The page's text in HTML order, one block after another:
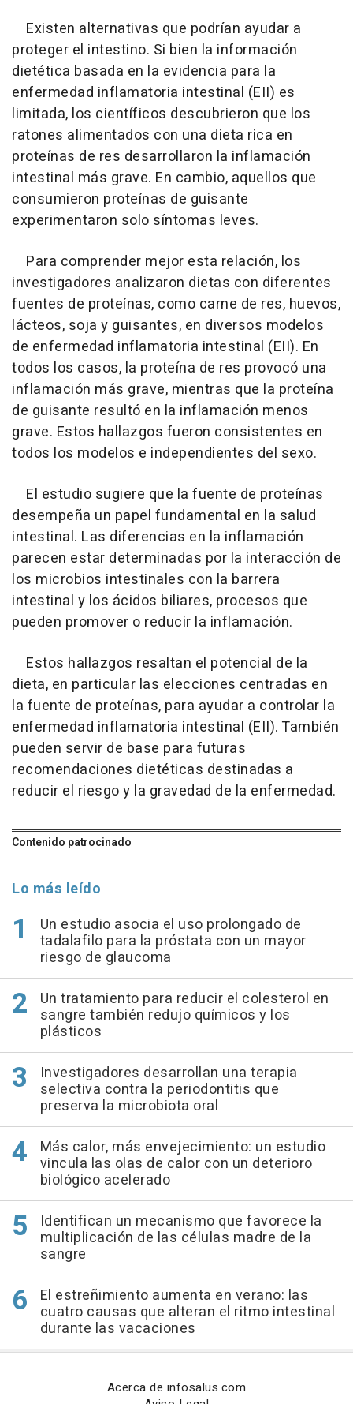
Existen alternativas que podrían ayudar a
proteger el intestino. Si bien la información
dietética basada en la evidencia para la
enfermedad inflamatoria intestinal (EII) es
limitada, los científicos descubrieron que los
ratones alimentados con una dieta rica en
proteínas de res desarrollaron la inflamación
intestinal más grave. En cambio, aquellos que
consumieron proteínas de guisante
experimentaron solo síntomas leves.
Para comprender mejor esta relación, los
investigadores analizaron dietas con diferentes
fuentes de proteínas, como carne de res, huevos,
lácteos, soja y guisantes, en diversos modelos
de enfermedad inflamatoria intestinal (EII). En
todos los casos, la proteína de res provocó una
inflamación más grave, mientras que la proteína
de guisante resultó en la inflamación menos
grave. Estos hallazgos fueron consistentes en
todos los modelos e independientes del sexo.
El estudio sugiere que la fuente de proteínas
desempeña un papel fundamental en la salud
intestinal. Las diferencias en la inflamación
parecen estar determinadas por la interacción de
los microbios intestinales con la barrera
intestinal y los ácidos biliares, procesos que
pueden promover o reducir la inflamación.
Estos hallazgos resaltan el potencial de la
dieta, en particular las elecciones centradas en
la fuente de proteínas, para ayudar a controlar la
enfermedad inflamatoria intestinal (EII). También
pueden servir de base para futuras
recomendaciones dietéticas destinadas a
reducir el riesgo y la gravedad de la enfermedad.
Contenido patrocinado
Lo más leído
Un estudio asocia el uso prolongado de
tadalafilo para la próstata con un mayor
riesgo de glaucoma
Un tratamiento para reducir el colesterol en
sangre también redujo químicos y los
plásticos
Investigadores desarrollan una terapia
selectiva contra la periodontitis que
preserva la microbiota oral
Más calor, más envejecimiento: un estudio
vincula las olas de calor con un deterioro
biológico acelerado
Identifican un mecanismo que favorece la
multiplicación de las células madre de la
sangre
El estreñimiento aumenta en verano: las
cuatro causas que alteran el ritmo intestinal
durante las vacaciones
Acerca de infosalus.com